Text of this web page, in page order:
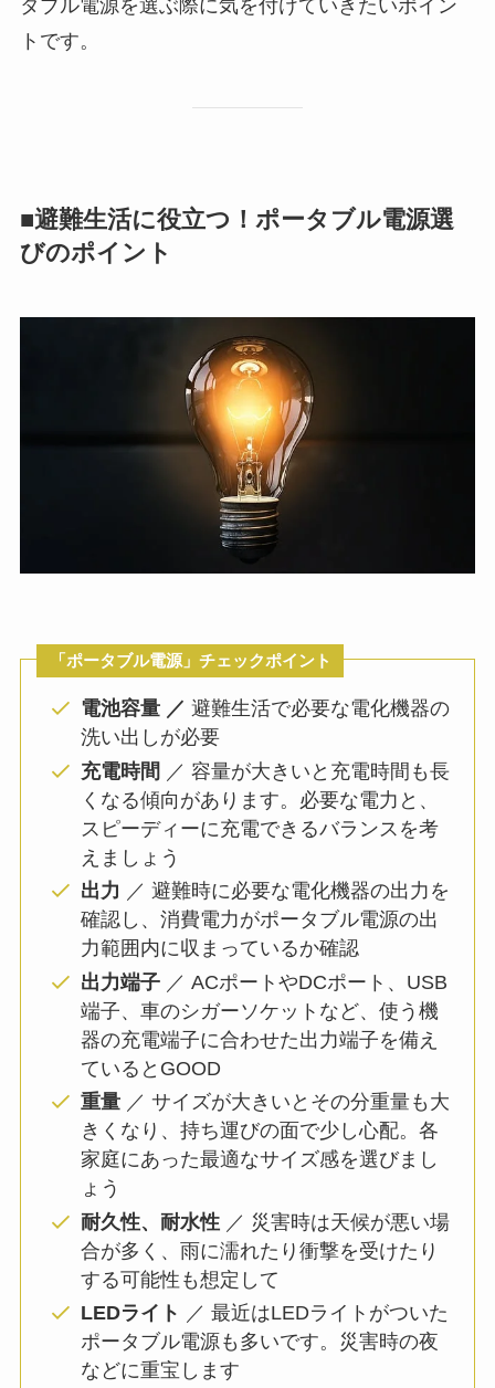
タブル電源を選ぶ際に気を付けていきたいポイン
トです。
■避難生活に役立つ！ポータブル電源選
びのポイント
「ポータブル電源」チェックポイント
電池容量 ／ 避難生活で必要な電化機器の
洗い出しが必要
充電時間 ／ 容量が大きいと充電時間も長
くなる傾向があります。必要な電力と、
スピーディーに充電できるバランスを考
えましょう
出力 ／ 避難時に必要な電化機器の出力を
確認し、消費電力がポータブル電源の出
力範囲内に収まっているか確認
出力端子 ／ ACポートやDCポート、USB
端子、車のシガーソケットなど、使う機
器の充電端子に合わせた出力端子を備え
ているとGOOD
重量／ サイズが大きいとその分重量も大
きくなり、持ち運びの面で少し心配。各
家庭にあった最適なサイズ感を選びまし
ょう
耐久性、耐水性／ 災害時は天候が悪い場
合が多く、雨に濡れたり衝撃を受けたり
する可能性も想定して
LEDライト ／ 最近はLEDライトがついた
ポータブル電源も多いです。災害時の夜
などに重宝します